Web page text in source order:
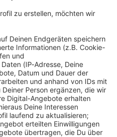
nicht so blank poliert wie
Stone Sour ihr erstes Live-
in Reno herausgebracht , das
ihrer Tour zum Album
Schon damals verriet Corey
Magazin, dass man quasi
neuen Songs zu schreiben.